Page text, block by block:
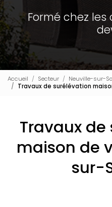
Formé chez
Accueil Secteur
Neuville-sur-
Travaux de surélévation
Travaux
maison de
sur-